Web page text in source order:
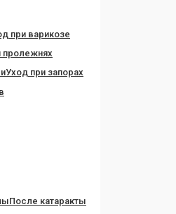
при варикозе
пролежнях
Уход при запорах
После катаракты